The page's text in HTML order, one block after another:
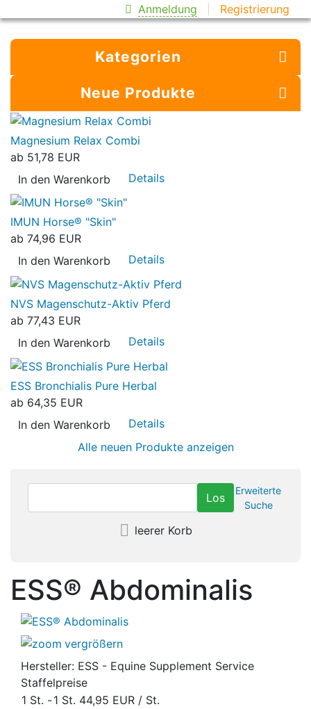
Anmeldung Registrierung
Kategorien
Neue Produkte
Magnesium Relax Combi
ab 51,78 EUR
In den Warenkorb
Details
IMUN Horse® "Skin"
ab 74,96 EUR
In den Warenkorb
Details
NVS Magenschutz-Aktiv Pferd
ab 77,43 EUR
In den Warenkorb
Details
ESS Bronchialis Pure Herbal
ab 64,35 EUR
In den Warenkorb
Details
Alle neuen Produkte anzeigen
Erweiterte
Suche
leerer Korb
ESS® Abdominalis
vergrößern
Hersteller: ESS - Equine Supplement Service
Staffelpreise
1 St. -1 St. 44,95 EUR / St.